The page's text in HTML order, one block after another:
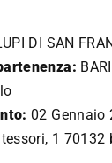
DI SAN
BARI
02 Gennaio
1 70132